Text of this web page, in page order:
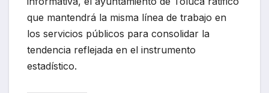
que mantendrá la misma línea de trabajo en
los servicios públicos para consolidar la
tendencia reflejada en el instrumento
estadístico.